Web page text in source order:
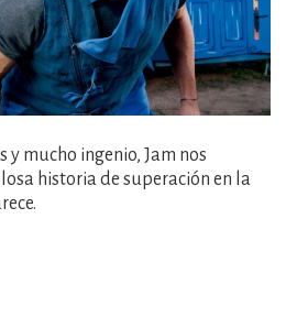
y mucho ingenio, Jam nos
historia de superación en la